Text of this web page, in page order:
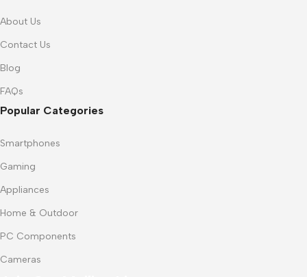
About Us
Contact Us
Blog
FAQs
Popular Categories
Smartphones
Gaming
Appliances
Home & Outdoor
PC Components
Cameras